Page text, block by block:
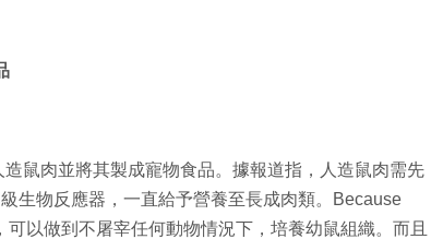
鼠肉並將其製成寵物食品。據報道指，人造鼠肉需先
生物反應器，一直給予營養至長成肉類。Because
以做到不屠宰任何動物情況下，培養幼鼠組織。而且